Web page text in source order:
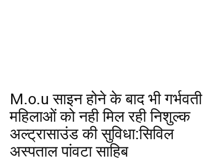
M.o.u साइन होने के बाद भी गर्भवती
महिलाओं को नही मिल रही निशुल्क
अल्ट्रासाउंड की सुविधा:सिविल
अस्पताल पांवटा साहिब